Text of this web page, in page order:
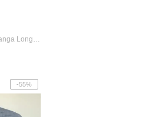
Camisa Masculina Amil Manga Longa Slim A...
-55%